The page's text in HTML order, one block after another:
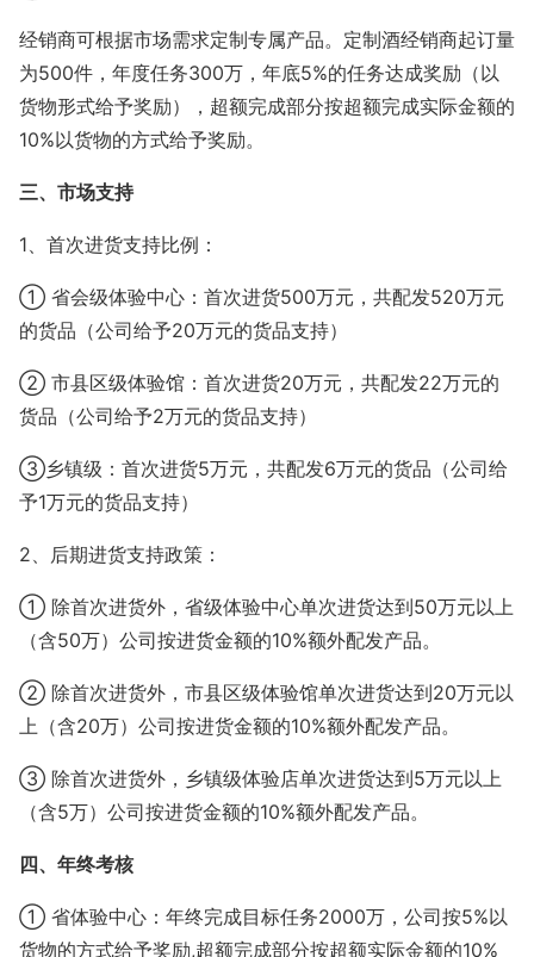
经销商可根据市场需求定制专属产品。定制酒经销商起订量
为500件，年度任务300万，年底5%的任务达成奖励（以
货物形式给予奖励），超额完成部分按超额完成实际金额的
10%以货物的方式给予奖励。
三、市场支持
1、首次进货支持比例：
① 省会级体验中心：首次进货500万元，共配发520万元
的货品（公司给予20万元的货品支持）
② 市县区级体验馆：首次进货20万元，共配发22万元的
货品（公司给予2万元的货品支持）
③乡镇级：首次进货5万元，共配发6万元的货品（公司给
予1万元的货品支持）
2、后期进货支持政策：
① 除首次进货外，省级体验中心单次进货达到50万元以上
（含50万）公司按进货金额的10%额外配发产品。
② 除首次进货外，市县区级体验馆单次进货达到20万元以
上（含20万）公司按进货金额的10%额外配发产品。
③ 除首次进货外，乡镇级体验店单次进货达到5万元以上
（含5万）公司按进货金额的10%额外配发产品。
四、年终考核
① 省体验中心：年终完成目标任务2000万，公司按5%以
货物的方式给予奖励,超额完成部分按超额实际金额的10%